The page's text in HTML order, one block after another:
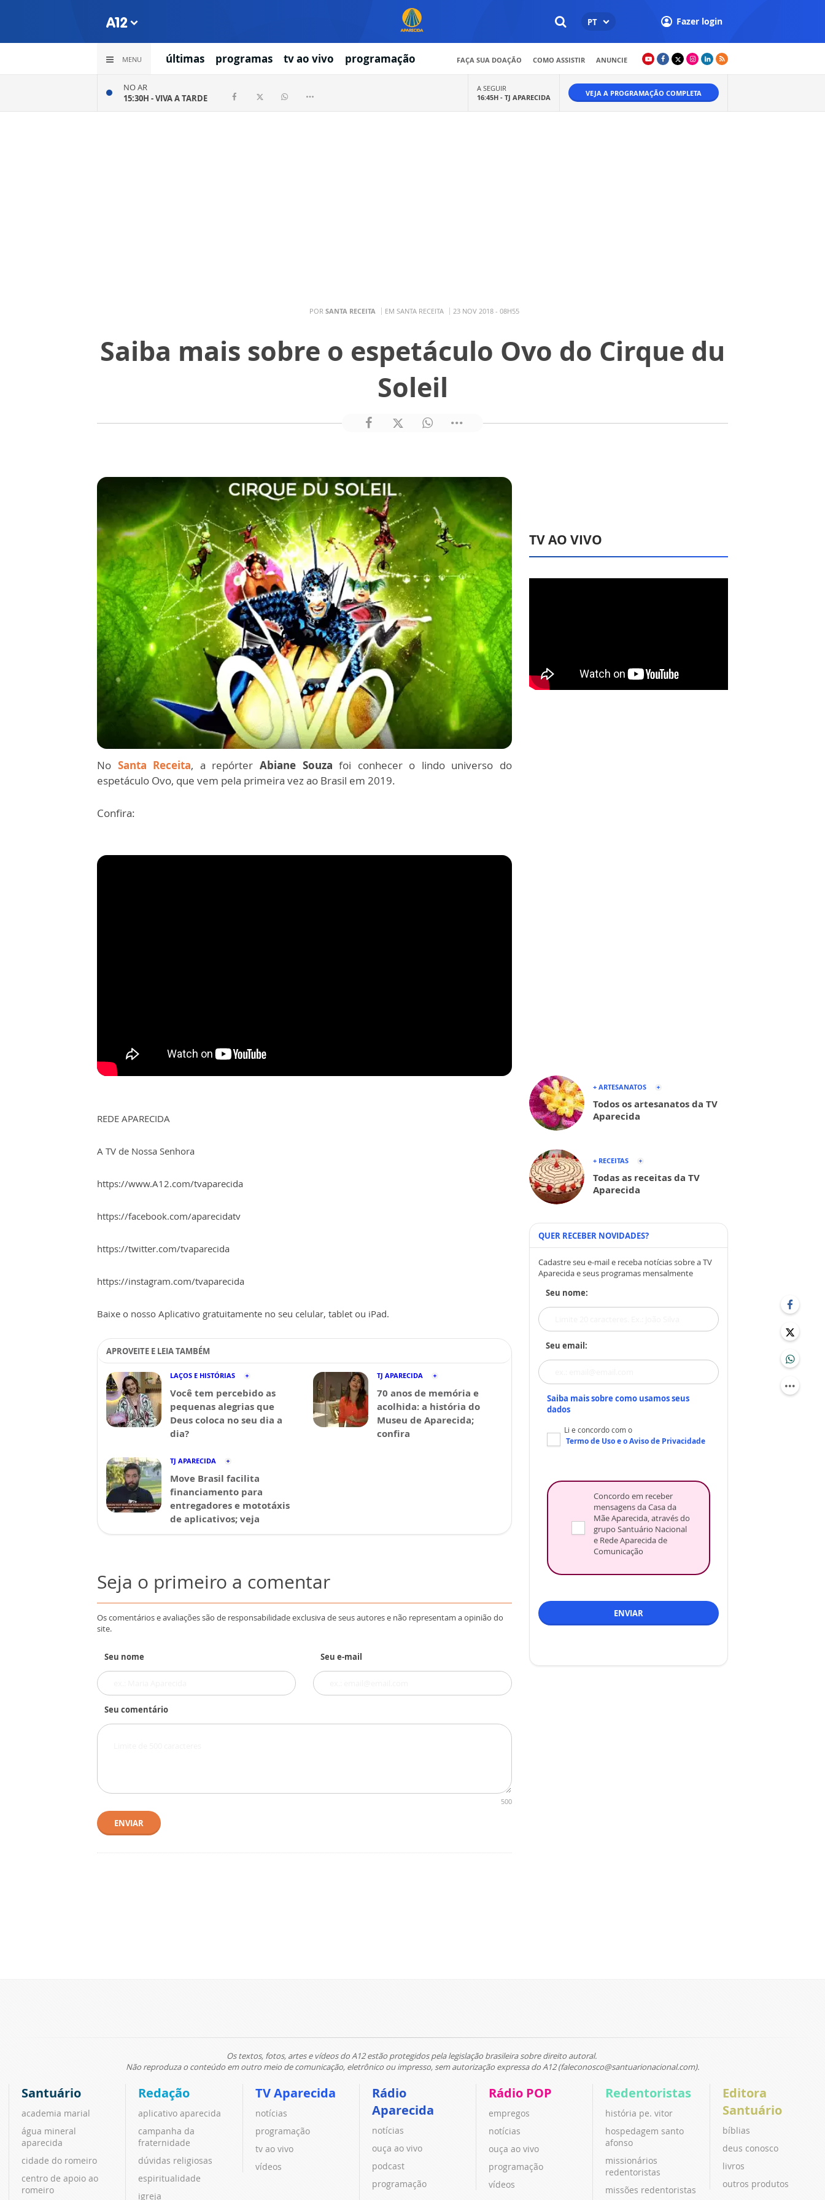
PT Fazer login
MENU últimas programas tv ao vivo programação FAÇA SUA DOAÇÃO COMO ASSISTIR ANUNCIE
NO AR
15:30H -VIVA A TARDE
A SEGUIR
16:45H - TJ APARECIDA VEJA A PROGRAMAÇÃO COMPLETA
POR SANTA RECEITA EM SANTA RECEITA 23 NOV 2018 - 08H55
Saiba mais sobre o espetáculo Ovo do Cirque du
Soleil
No Santa Receita, a repórter Abiane Souza foi conhecer o lindo universo do
espetáculo Ovo, que vem pela primeira vez ao Brasil em 2019.
Confira:
REDE APARECIDA
A TV de Nossa Senhora
https://www.A12.com/tvaparecida
https://facebook.com/aparecidatv
https://twitter.com/tvaparecida
https://instagram.com/tvaparecida
Baixe o nosso Aplicativo gratuitamente no seu celular, tablet ou iPad.
APROVEITE E LEIA TAMBÉM
LAÇOS E HISTÓRIAS
Você tem percebido as
pequenas alegrias que
Deus coloca no seu dia a
dia?
TJ APARECIDA
70 anos de memória e
acolhida: a história do
Museu de Aparecida;
confira
TJ APARECIDA
Move Brasil facilita
financiamento para
entregadores e mototáxis
de aplicativos; veja
Seja o primeiro a comentar
Os comentários e avaliações são de responsabilidade exclusiva de seus autores e não representam a opinião do
site.
Seu nome Seu e-mail
Seu comentário
500
ENVIAR
TV AO VIVO
+ ARTESANATOS
Todos os artesanatos da TV
Aparecida
+ RECEITAS
Todas as receitas da TV
Aparecida
QUER RECEBER NOVIDADES?
Cadastre seu e-mail e receba notícias sobre a TV
Aparecida e seus programas mensalmente
Seu nome:
Seu email:
Saiba mais sobre como usamos seus
dados
Li e concordo com o
Termo de Usoe oAviso de Privacidade
Concordo em receber
mensagens da Casa da
Mãe Aparecida, através do
grupo Santuário Nacional
e Rede Aparecida de
Comunicação
ENVIAR
Os textos, fotos, artes e vídeos do A12 estão protegidos pela legislação brasileira sobre direito autoral.
Não reproduza o conteúdo em outro meio de comunicação, eletrônico ou impresso, sem autorização expressa do A12 (faleconosco@santuarionacional.com).
Santuário
academia marial
água mineral
aparecida
cidade do romeiro
centro de apoio ao
romeiro
Redação
aplicativo aparecida
campanha da
fraternidade
dúvidas religiosas
espiritualidade
igreja
TV Aparecida
notícias
programação
tv ao vivo
vídeos
Rádio
Aparecida
notícias
ouça ao vivo
podcast
programação
Rádio POP
empregos
notícias
ouça ao vivo
programação
vídeos
Redentoristas
história pe. vitor
hospedagem santo
afonso
missionários
redentoristas
missões redentoristas
Editora
Santuário
bíblias
deus conosco
livros
outros produtos